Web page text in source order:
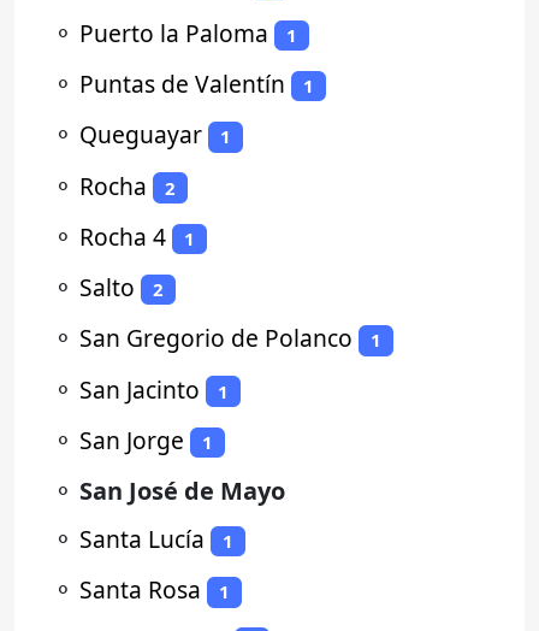
⚬ Puerto la Paloma 1
⚬ Puntas de Valentín 1
⚬ Queguayar 1
⚬ Rocha 2
⚬ Rocha 4 1
⚬ Salto 2
⚬ San Gregorio de Polanco 1
⚬ San Jacinto 1
⚬ San Jorge 1
⚬ San José de Mayo
⚬ Santa Lucía 1
⚬ Santa Rosa 1